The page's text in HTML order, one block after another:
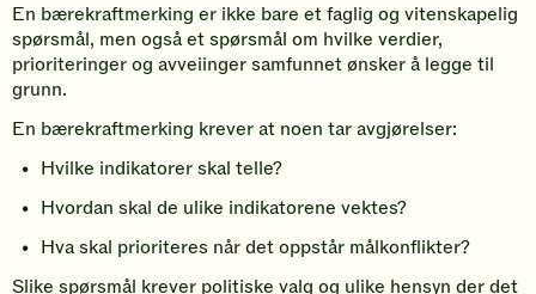
En bærekraftmerking er ikke bare et faglig og vitenskapelig
spørsmål, men også et spørsmål om hvilke verdier,
prioriteringer og avveiinger samfunnet ønsker å legge til
grunn.
En bærekraftmerking krever at noen tar avgjørelser:
Hvilke indikatorer skal telle?
Hvordan skal de ulike indikatorene vektes?
Hva skal prioriteres når det oppstår målkonflikter?
Slike spørsmål krever politiske valg og ulike hensyn der det